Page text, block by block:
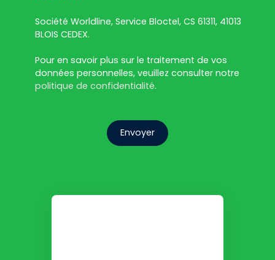
Société Worldline, Service Bloctel, CS 61311, 41013
BLOIS CEDEX.
Pour en savoir plus sur le traitement de vos
données personnelles, veuillez consulter notre
politique de confidentialité.
Envoyer